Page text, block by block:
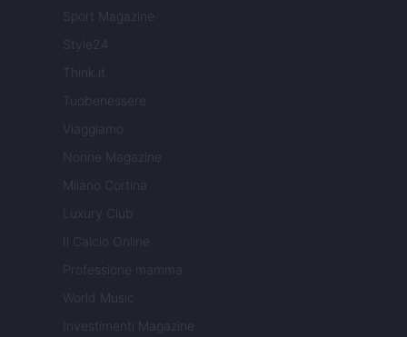
Sport Magazine
Style24
Think.it
Tuobenessere
Viaggiamo
Nonne Magazine
Milano Cortina
Luxury Club
Il Calcio Online
Professione mamma
World Music
Investimenti Magazine